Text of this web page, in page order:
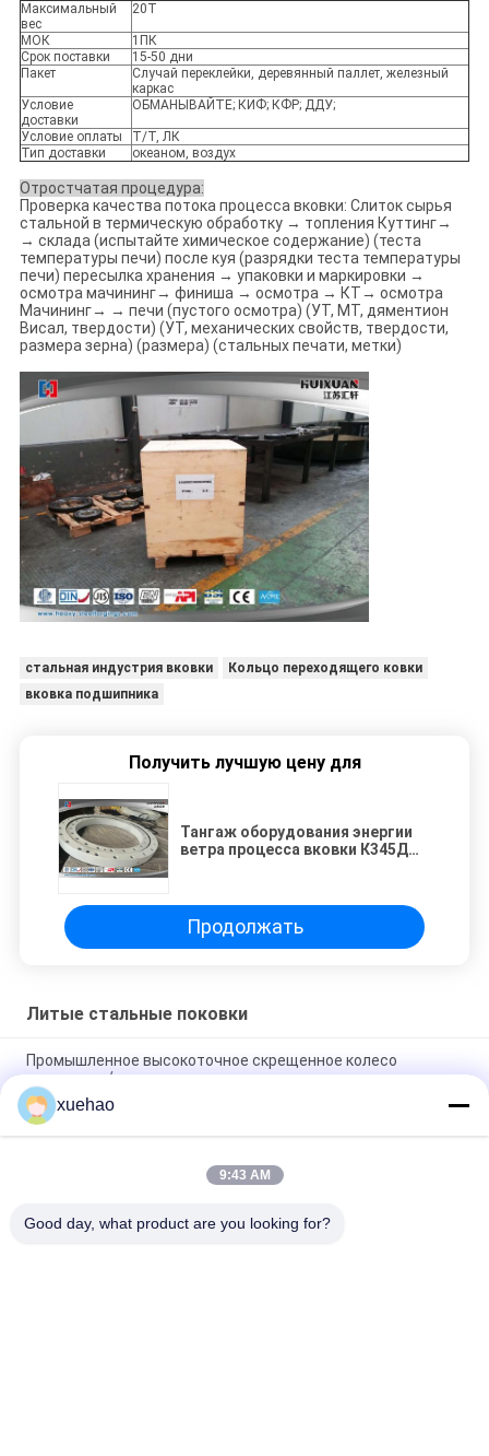
Максимальный
вес
20Т
МОК
1ПК
Срок поставки
15-50 дни
Пакет
Случай переклейки, деревянный паллет, железный
каркас
Условие
доставки
ОБМАНЫВАЙТЕ; КИФ; КФР; ДДУ;
Условие оплаты
Т/Т, ЛК
Тип доставки
океаном, воздух
Отростчатая процедура:
Проверка качества потока процесса вковки: Слиток сырья
стальной в термическую обработку → топления Куттинг→
→ склада (испытайте химическое содержание) (теста
температуры печи) после куя (разрядки теста температуры
печи) пересылка хранения → упаковки и маркировки →
осмотра мачининг→ финиша → осмотра → КТ→ осмотра
Мачининг→ → печи (пустого осмотра) (УТ, МТ, дяментион
Висал, твердости) (УТ, механических свойств, твердости,
размера зерна) (размера) (стальных печати, метки)
стальная индустрия вковки
Кольцо переходящего ковки
вковка подшипника
Получить лучшую цену для
Тангаж оборудования энергии
ветра процесса вковки К345Д
Продолжать
Литые стальные поковки
Промышленное высокоточное скрещенное колесо
редуктора / скрещенное колесо редуктора
Кольцо подшипника двигателя, ковка, термообработка,
легированная сталь
Тяжелая работа Большое колесо с редукторами ковка
xuehao
9:43 AM
Good day, what product are you looking for?